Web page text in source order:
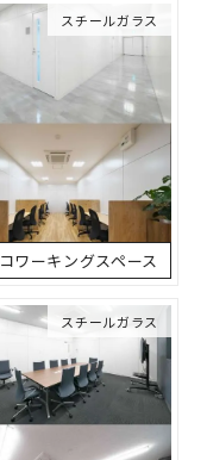
スチールガラス
コワーキングスペース
スチールガラス